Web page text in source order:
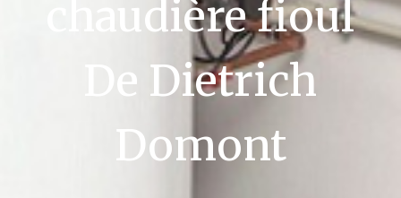
chaudière fioul
De Dietrich
Domont